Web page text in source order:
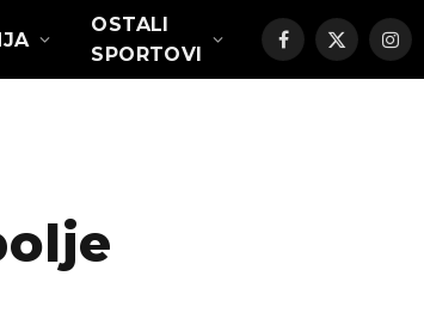
OSTALI
SPORTOVI
Facebook
X
(Twitter)